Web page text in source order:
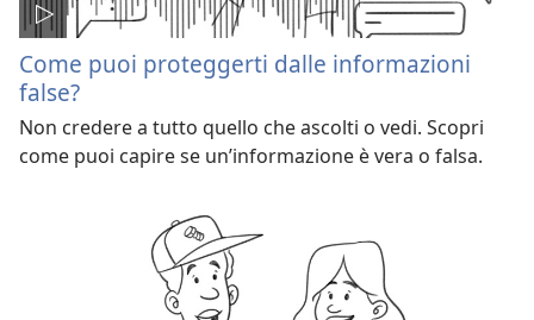
Come puoi proteggerti dalle informazioni
false?
Non credere a tutto quello che ascolti o vedi. Scopri
come puoi capire se un’informazione è vera o falsa.